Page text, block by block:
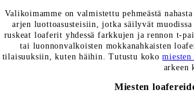
Valikoimamme on valmistettu pehmeästä
arjen luottoasusteisiin, jotka säilyvät
ruskeat loaferit yhdessä farkkujen ja rennon t-
tai luonnonvalkoisten mokkanahkaisten
tilaisuuksiin, kuten häihin. Tutustu koko
arkeen
Miesten